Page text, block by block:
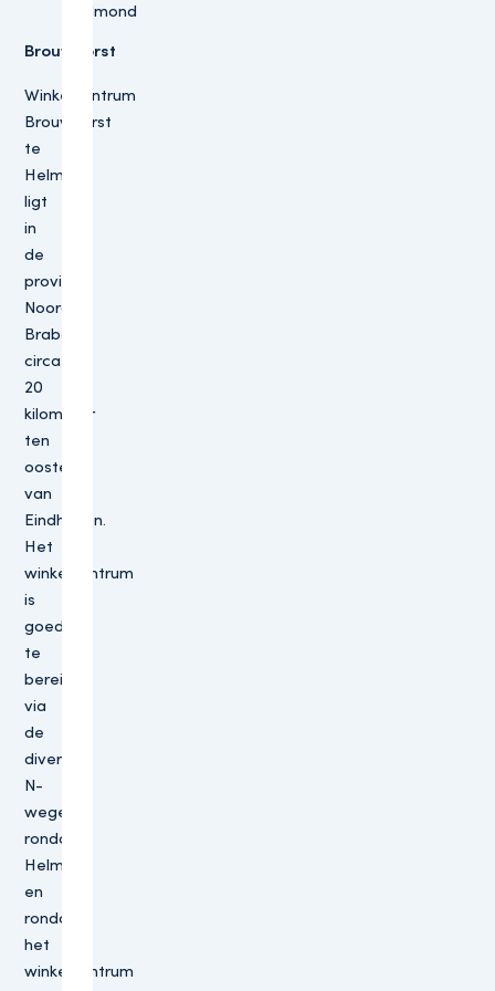
Helmond
Brouwhorst
Winkelcentrum
Brouwhorst
te
Helmond
ligt
in
de
provincie
Noord-
Brabant,
circa
20
kilometer
ten
oosten
van
Eindhoven.
Het
winkelcentrum
is
goed
te
bereiken
via
de
diverse
N-
wegen
rondom
Helmond
en
rondom
het
winkelcentrum